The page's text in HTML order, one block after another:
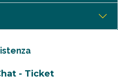
- Ticket